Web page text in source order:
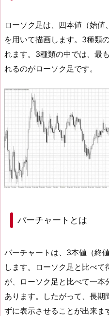
ローソク足は、四本値（始
を用いて描画します。3種類
れます。3種類の中では、最
れるのがローソク足です。
バーチャートとは
バーチャートは、3本値（終
します。ローソク足と比べ
が、ローソク足と比べて一
あります。したがって、長
ずに表示させることが出来ま